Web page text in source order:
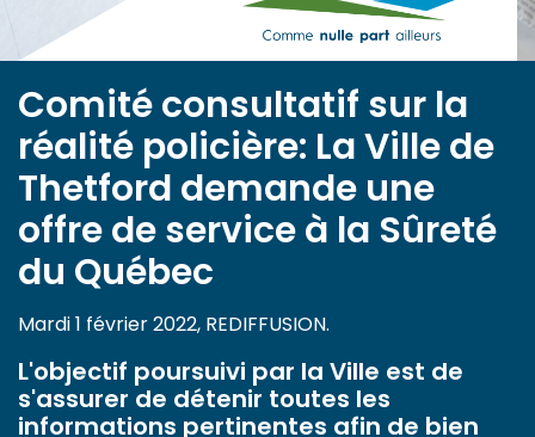
Comité consultatif sur la
réalité policière: La Ville de
Thetford demande une
offre de service à la Sûreté
du Québec
Mardi 1 février 2022, REDIFFUSION­.
L'objectif poursuivi par la Ville est de
s'assurer de détenir toutes les
informations pertinentes afin de bien